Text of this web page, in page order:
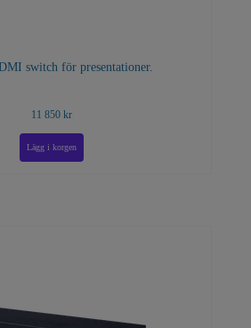
switch för presentationer.
11 850 kr